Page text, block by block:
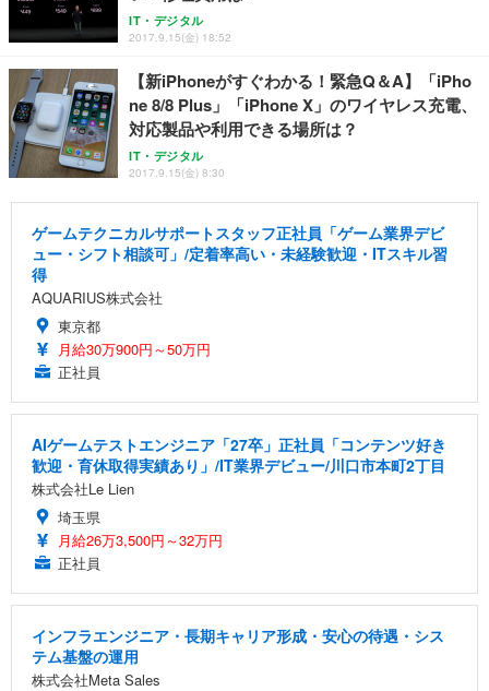
IT・デジタル
2017.9.15(金) 18:52
【新iPhoneがすぐわかる！緊急Q＆A】「iPho
ne 8/8 Plus」「iPhone X」のワイヤレス充電、
対応製品や利用できる場所は？
IT・デジタル
2017.9.15(金) 8:30
ゲームテクニカルサポートスタッフ正社員「ゲーム業界デビ
ュー・シフト相談可」/定着率高い・未経験歓迎・ITスキル習
得
AQUARIUS株式会社
東京都
月給30万900円～50万円
正社員
AIゲームテストエンジニア「27卒」正社員「コンテンツ好き
歓迎・育休取得実績あり」/IT業界デビュー/川口市本町2丁目
株式会社Le Lien
埼玉県
月給26万3,500円～32万円
正社員
インフラエンジニア・長期キャリア形成・安心の待遇・シス
テム基盤の運用
株式会社Meta Sales